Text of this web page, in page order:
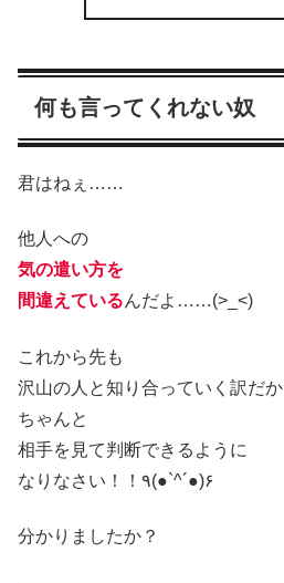
何も言ってくれない奴
君はねぇ……
他人への
気の遣い方を
間違えているんだよ……(>_<)
これから先も
沢山の人と知り合っていく訳だか
ちゃんと
相手を見て判断できるように
なりなさい！！٩(●`^´●)۶
分かりましたか？